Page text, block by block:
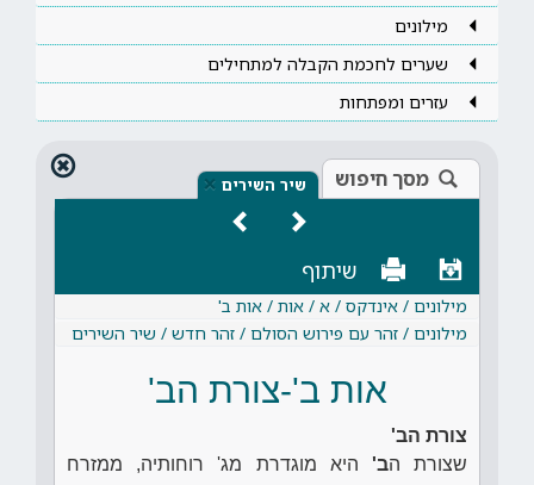
מילונים
שערים לחכמת הקבלה למתחילים
עזרים ומפתחות
מסך חיפוש שיר השירים ×
שיתוף
מילונים / אינדקס / א / אות / אות ב'
מילונים / זהר עם פירוש הסולם / זהר חדש / שיר השירים
אות ב'-צורת הב'
צורת הב'
שצורת הב' היא מוגדרת מג' רוחותיה, ממזרח